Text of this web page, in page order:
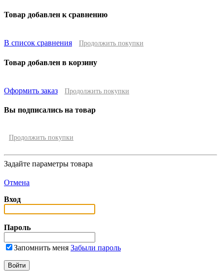
Товар добавлен к сравнению
В список сравнения Продолжить покупки
Товар добавлен в корзину
Оформить заказ Продолжить покупки
Вы подписались на товар
Продолжить покупки
Задайте параметры товара
Отмена
Вход
Пароль
Запомнить меня Забыли пароль